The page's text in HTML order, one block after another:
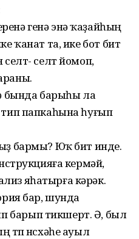
генә энә ҡаҙайһың
ҡанат та, ике бот бит
селт- селт йомоп,
бында барыһы ла
папкаһына һуғып
бармы? Юҡ бит инде.
кермәй,
яһатырға кәрәк.
бар, шунда
барып тикшерт. Ә, был
нөсхәһе ауыл